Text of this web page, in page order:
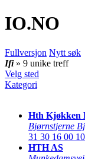
IO.NO
Fullversjon Nytt søk
Ifi » 9 unike treff
Velg sted
Kategori
Hth Kjøkken
Bjørnstjerne
31 30 16 00
HTH AS